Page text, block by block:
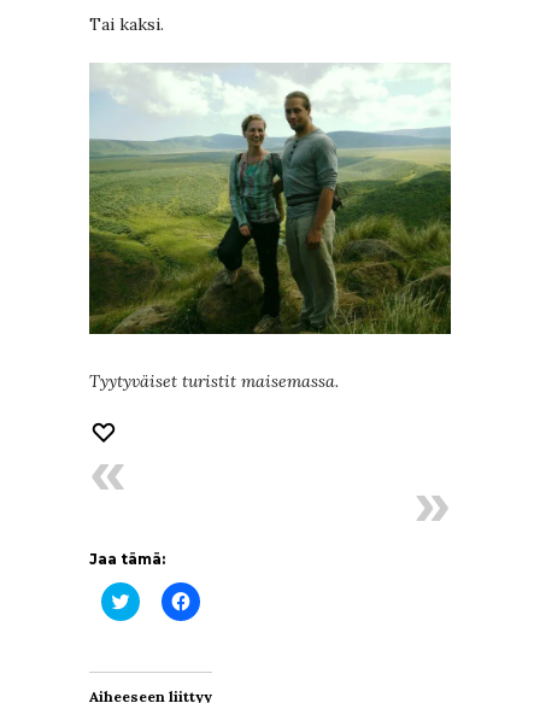
Tai kaksi.
Tyytyväiset turistit maisemassa.
Jaa tämä:
Jaa
Twitterissä(Avautuu
Jaa
Facebookissa(Avautuu
Aiheeseen liittyy